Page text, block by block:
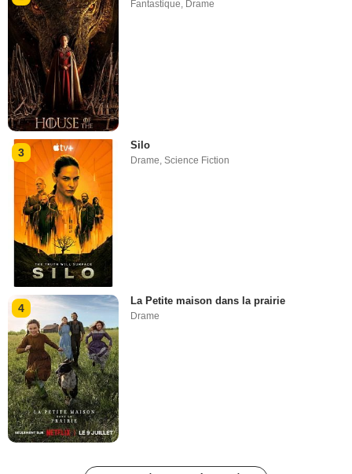
Fantastique, Drame
3
Silo
Drame ,Science Fiction
4
La Petite maison dans la prairie
Drame